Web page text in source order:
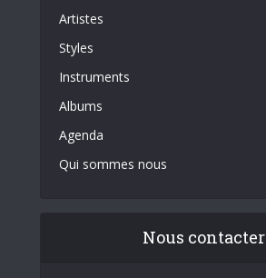
Artistes
Styles
Instruments
Albums
Agenda
Qui sommes nous
Nous contacter